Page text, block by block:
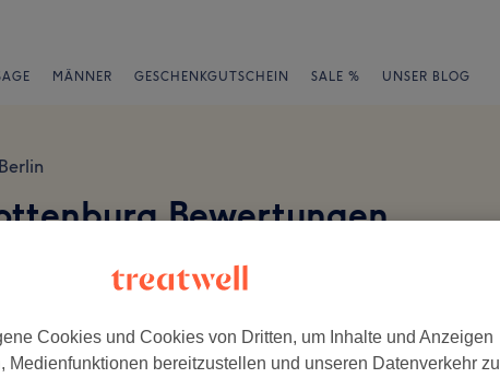
MÄNNER GESCHENKGUTSCHEIN SALE % UNSER BLOG
Berlin
Bewertungen
Cookies und Cookies von Dritten, um Inhalte und Anzeigen
Medienfunktionen bereitzustellen und unseren Datenverkehr zu